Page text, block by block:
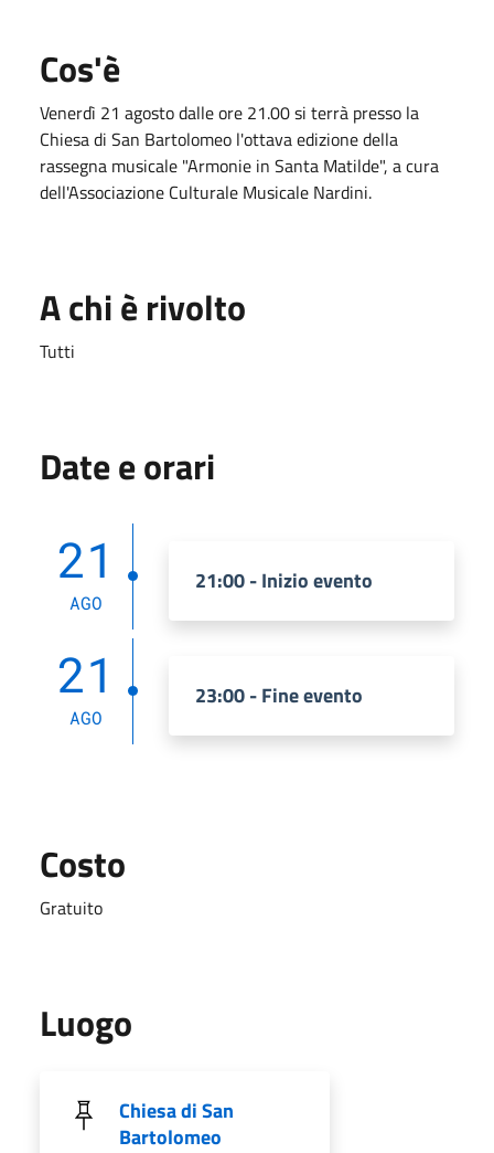
Cos'è
Venerdì 21 agosto dalle ore 21.00 si terrà presso la
Chiesa di San Bartolomeo l'ottava edizione della
rassegna musicale "Armonie in Santa Matilde", a cura
dell'Associazione Culturale Musicale Nardini.
A chi è rivolto
Tutti
Date e orari
21
AGO
21:00 - Inizio evento
21
AGO
23:00 - Fine evento
Costo
Gratuito
Luogo
Chiesa di San
Bartolomeo